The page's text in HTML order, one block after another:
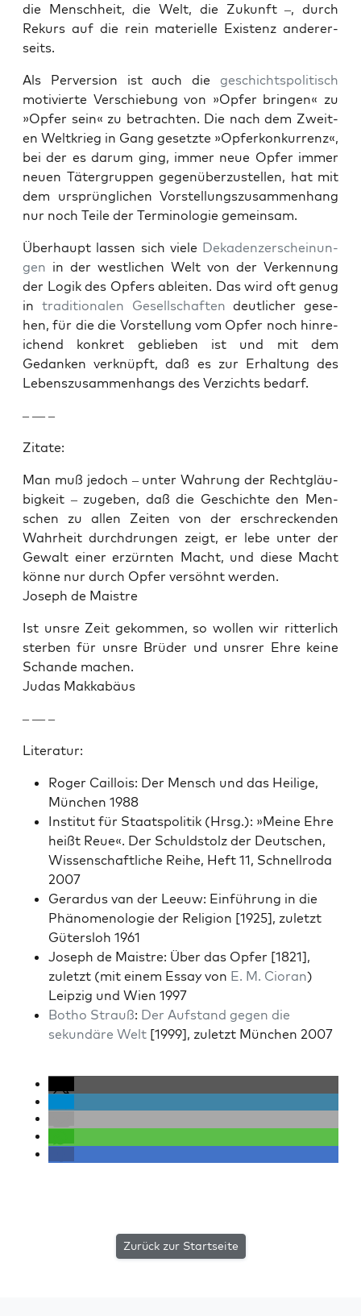
die Men­schheit, die Welt, die Zukun­ft –, durch
Rekurs auf die rein materielle Exis­tenz ander­er­
seits.
Als Per­ver­sion ist auch die geschicht­spoli­tisch
motivierte Ver­schiebung von »Opfer brin­gen« zu
»Opfer sein« zu betra­cht­en. Die nach dem Zweit­
en Weltkrieg in Gang geset­zte »Opfer­konkur­renz«,
bei der es darum ging, immer neue Opfer immer
neuen Täter­grup­pen gegenüberzustellen, hat mit
dem ursprünglichen Vorstel­lungszusam­men­hang
nur noch Teile der Ter­mi­nolo­gie gemein­sam.
Über­haupt lassen sich viele Dekaden­z­er­schei­n­un­
gen in der west­lichen Welt von der Verken­nung
der Logik des Opfers ableit­en. Das wird oft genug
in tra­di­tionalen Gesellschaften deut­lich­er gese­
hen, für die die Vorstel­lung vom Opfer noch hin­re­
ichend konkret geblieben ist und mit dem
Gedanken verknüpft, daß es zur Erhal­tung des
Leben­szusam­men­hangs des Verzichts bedarf.
– — –
Zitate:
Man muß jedoch – unter Wahrung der Recht­gläu­
bigkeit – zugeben, daß die Geschichte den Men­
schen zu allen Zeit­en von der erschreck­enden
Wahrheit durch­drun­gen zeigt, er lebe unter der
Gewalt ein­er erzürn­ten Macht, und diese Macht
könne nur durch Opfer ver­söh­nt wer­den.
Joseph de Maistre
Ist unsre Zeit gekom­men, so wollen wir rit­ter­lich
ster­ben für unsre Brüder und unsr­er Ehre keine
Schande machen.
Judas Makkabäus
– — –
Lit­er­atur:
Roger Cail­lois: Der Men­sch und das Heilige,
München 1988
Insti­tut für Staat­spoli­tik (Hrsg.): »Meine Ehre
heißt Reue«. Der Schuld­stolz der Deutschen,
Wis­senschaftliche Rei­he, Heft 11, Schnell­ro­da
2007
Ger­ar­dus van der Leeuw: Ein­führung in die
Phänom­e­nolo­gie der Reli­gion [1925], zulet­zt
Güter­sloh 1961
Joseph de Maistre: Über das Opfer [1821],
zulet­zt (mit einem Essay von E. M. Cio­ran)
Leipzig und Wien 1997
Botho Strauß: Der Auf­s­tand gegen die
sekundäre Welt [1999], zulet­zt München 2007
Zurück zur Startseite